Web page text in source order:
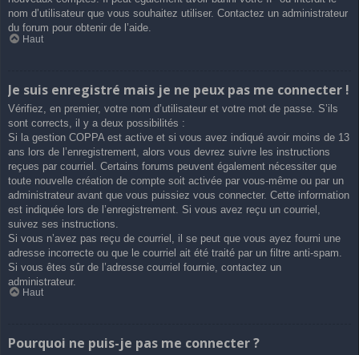
nom d’utilisateur que vous souhaitez utiliser. Contactez un administrateur
du forum pour obtenir de l’aide.
Haut
Je suis enregistré mais je ne peux pas me connecter !
Vérifiez, en premier, votre nom d’utilisateur et votre mot de passe. S’ils
sont corrects, il y a deux possibilités :
Si la gestion COPPA est active et si vous avez indiqué avoir moins de 13
ans lors de l’enregistrement, alors vous devrez suivre les instructions
reçues par courriel. Certains forums peuvent également nécessiter que
toute nouvelle création de compte soit activée par vous-même ou par un
administrateur avant que vous puissiez vous connecter. Cette information
est indiquée lors de l’enregistrement. Si vous avez reçu un courriel,
suivez ses instructions.
Si vous n’avez pas reçu de courriel, il se peut que vous ayez fourni une
adresse incorrecte ou que le courriel ait été traité par un filtre anti-spam.
Si vous êtes sûr de l’adresse courriel fournie, contactez un
administrateur.
Haut
Pourquoi ne puis-je pas me connecter ?